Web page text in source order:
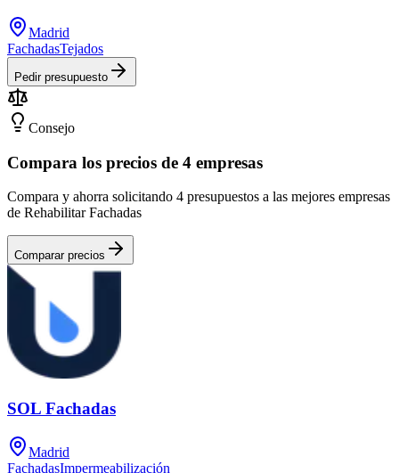
Madrid
FachadasTejados
Pedir presupuesto
Consejo
Compara los precios de 4 empresas
Compara y ahorra solicitando 4 presupuestos a las mejores empresas
de Rehabilitar Fachadas
Comparar precios
SOL Fachadas
Madrid
FachadasImpermeabilización